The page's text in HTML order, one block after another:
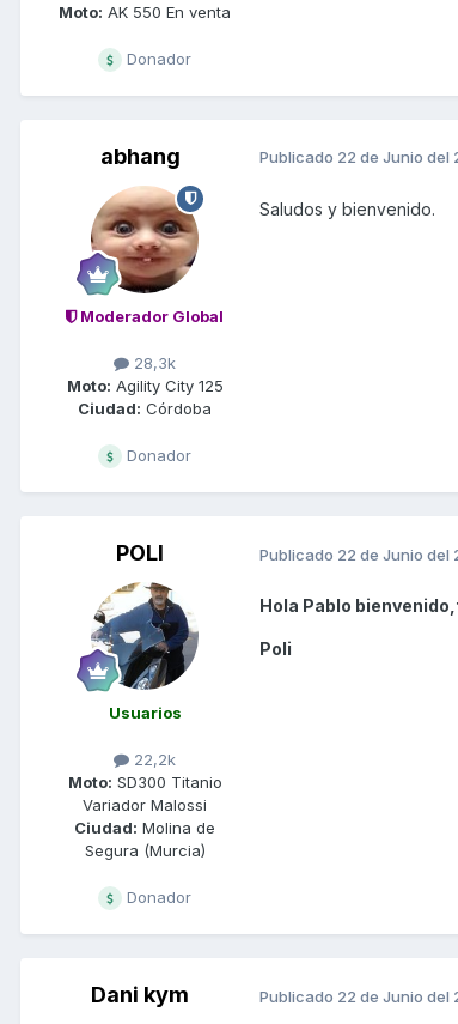
Moto: AK 550 En venta
Donador
abhang
Moderador Global
28,3k
Moto: Agility City 125
Ciudad: Córdoba
Donador
Publicado 22 de Junio del
Saludos y bienvenido.
POLI
Usuarios
22,2k
Moto: SD300 Titanio
Variador Malossi
Ciudad: Molina de
Segura (Murcia)
Donador
Publicado 22 de Junio del
Hola Pablo
Poli
Dani kym Publicado 22 de Junio del